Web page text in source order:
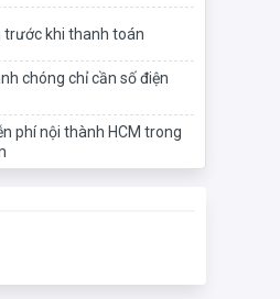
trước khi thanh toán
chóng chỉ cần số điện
phí nội thành HCM trong